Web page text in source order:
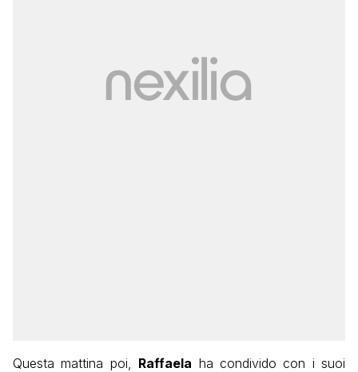
Questa mattina poi, Raffaela ha condivido con i suoi